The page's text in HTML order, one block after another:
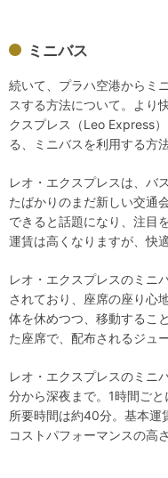
ミニバス
続いて、プラハ空港からミ
スする方法について。より
クスプレス（Leo Express
る、ミニバスを利用する方
レオ・エクスプレスは、バ
たばかりのまだ新しい交通
できると話題になり、注目
運賃は高くなりますが、快
レオ・エクスプレスのミニ
されており、座席の座り心
体を休めつつ、移動するこ
た座席で、配布されるジュ
レオ・エクスプレスのミニ
分から深夜まで。1時間ご
所要時間は約40分。基本運
コストパフォーマンスの高